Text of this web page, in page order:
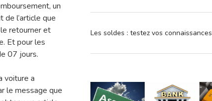
un
de l’article que
retourner et
Et pour les
07 jours.
voiture a
le message que
Les soldes : testez vos connaissances